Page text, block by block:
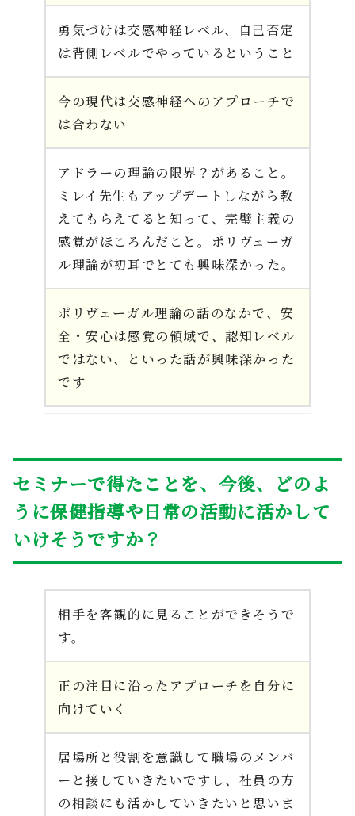
勇気づけは交感神経レベル、自己否定
は背側レベルでやっているということ
今の現代は交感神経へのアプローチで
は合わない
アドラーの理論の限界？があること。
ミレイ先生もアップデートしながら教
えてもらえてると知って、完璧主義の
感覚がほころんだこと。ポリヴェーガ
ル理論が初耳でとても興味深かった。
ポリヴェーガル理論の話のなかで、安
全・安心は感覚の領域で、認知レベル
ではない、といった話が興味深かった
です
セミナーで得たことを、今後、どのよ
うに保健指導や日常の活動に活かして
いけそうですか？
相手を客観的に見ることができそうで
す。
正の注目に沿ったアプローチを自分に
向けていく
居場所と役割を意識して職場のメンバ
ーと接していきたいですし、社員の方
の相談にも活かしていきたいと思いま